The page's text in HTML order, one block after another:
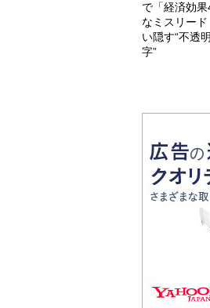
で「経済効
なミスリー
い隠す“不透
字”